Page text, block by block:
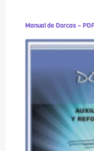
Manual de Dorcas –